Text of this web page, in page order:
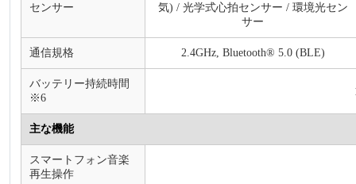
センサー
気) / 光学式心拍センサー / 環境光セン
サー
通信規格 2.4GHz, Bluetooth® 5.0 (BLE)
バッテリー持続時間
※6
主な機能
スマートフォン音楽
再生操作